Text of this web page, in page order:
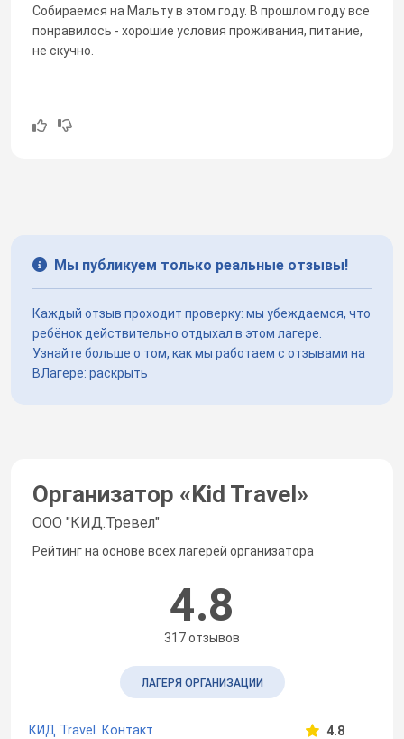
Собираемся на Мальту в этом году. В прошлом году все
понравилось - хорошие условия проживания, питание,
не скучно.
Мы публикуем только реальные отзывы!
Каждый отзыв проходит проверку: мы убеждаемся, что
ребёнок действительно отдыхал в этом лагере.
Узнайте больше о том, как мы работаем с отзывами на
ВЛагере: раскрыть
Организатор «Kid Travel»
ООО "КИД.Тревел"
Рейтинг на основе всех лагерей организатора
4.8
317 отзывов
ЛАГЕРЯ ОРГАНИЗАЦИИ
КИД Travel. Контакт
4.8